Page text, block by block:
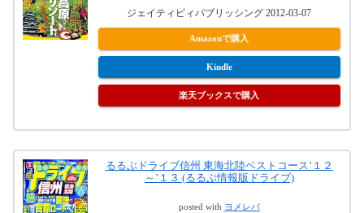
ジェイティビィパブリッシング 2012-03-07
Amazonで購入
Kindle
楽天ブックスで購入
るるぶドライブ信州 東海北陸ベストコース’１２
～’１３ (るるぶ情報版ドライブ)
posted with ヨメレバ